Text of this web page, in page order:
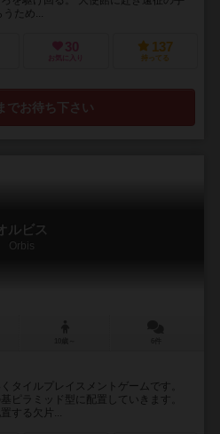
ため...
30
お気に入り
137
持ってる
でお待ち下さい
ルビス
Orbis
タイルプレイスメントゲームです。
ピラミッド型に配置していきます。
する欠片...